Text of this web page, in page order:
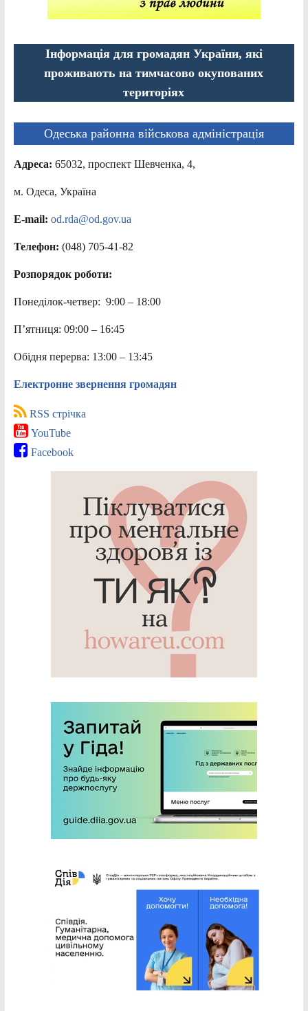
Інформація для громадян України, які
проживають на тимчасово окупованих
територіях
Одеська районна військова адміністрація
Адреса: 65032, проспект Шевченка, 4,
м. Одеса, Україна
E-mail: od.rda@od.gov.ua
Телефон: (048) 705-41-82
Розпорядок роботи:
Понеділок-четвер: 9:00 – 18:00
П’ятниця: 09:00 – 16:45
Обідня перерва: 13:00 – 13:45
Електронне звернення громадян
RSS стрічка
YouTube
Facebook